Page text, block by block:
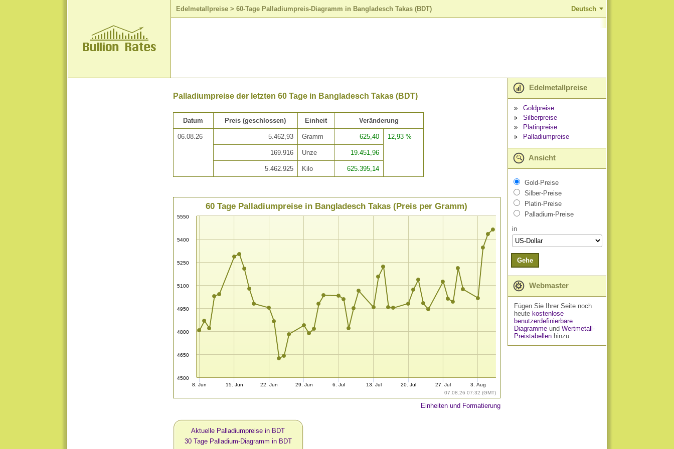
Edelmetallpreise > 60-Tage Palladiumpreis-Diagramm in Bangladesch Takas (BDT) Deutsch
Palladiumpreise der letzten 60 Tage in Bangladesch Takas (BDT)
Datum Preis (geschlossen) Einheit Veränderung
06.08.26 5.462,93 Gramm 625,40 12,93 %
169.916 Unze 19.451,96
5.462.925 Kilo 625.395,14
07.08.26 07:32 (GMT)
60 Tage Palladiumpreise in Bangladesch Takas (Preis per Gramm)
4500
4650
4800
4950
5100
5250
5400
5550
8. Jun 15. Jun 22. Jun 29. Jun 6. Jul 13. Jul 20. Jul 27. Jul 3. Aug
Einheiten und Formatierung
Aktuelle Palladiumpreise in BDT
30 Tage Palladium-Diagramm in BDT
Edelmetallpreise
Goldpreise
Silberpreise
Platinpreise
Palladiumpreise
Ansicht
Gold-Preise
Silber-Preise
Platin-Preise
Palladium-Preise
in
Gehe
Webmaster
Fügen Sie Ihrer Seite noch
heute kostenlose
benutzerdefinierbare
Diagrammeund Wertmetall-
Preistabellenhinzu.